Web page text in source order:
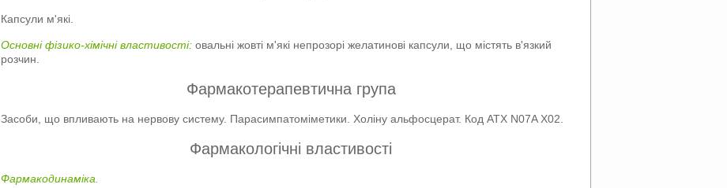
Капсули м'які.
Основні фізико-хімічні властивості: овальні жовті м'які непрозорі желатинові капсули, що містять в'язкий
розчин.
Фармакотерапевтична група
Засоби, що впливають на нервову систему. Парасимпатоміметики. Холіну альфосцерат. Код АТХ N07A X02.
Фармакологічні властивості
Фармакодинаміка.